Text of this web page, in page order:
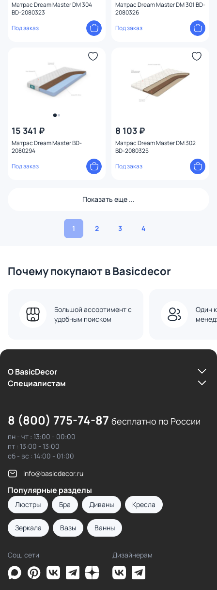
Матрас Dream Master DM 304
BD-2080323
Под заказ
Матрас Dream Master DM 301 BD-
2080326
Под заказ
15 341 ₽
Матрас Dream Master BD-
2080294
Под заказ
8 103 ₽
Матрас Dream Master DM 302
BD-2080325
Под заказ
Показать еще ...
1 2 3 4
Почему покупают в Basicdecor
Большой ассортимент с
удобным поиском
Один
О BasicDecor
Cпециалистам
8 (800) 775-74-87 бесплатно по России
пн - чт : 13:00 - 00:00
пт : 13:00 - 13:00
сб - вс : 14:00 - 01:00
info@basicdecor.ru
Популярные разделы
Люстры Бра Диваны Кресла
Зеркала Вазы Ванны
Соц. сети Дизайнерам